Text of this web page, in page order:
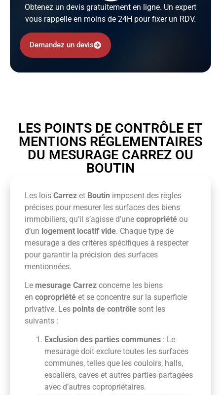
Obtenez un devis gratuitement en ligne. Un expert
vous rappelle en moins de 24H pour fixer un RDV.
Demandez un devis
LES POINTS DE CONTRÔLE ET
MENTIONS RÉGLEMENTAIRES
DU MESURAGE CARREZ OU
BOUTIN
Les lois Carrez et Boutin imposent des règles
précises pour mesurer les surfaces des biens
immobiliers, qu’il s’agisse d’une copropriété ou
d’un logement locatif vide. Chaque type de
mesurage a des critères spécifiques à respecter
pour garantir la précision des surfaces
mentionnées.
Le mesurage Carrez concerne les biens
en copropriété et se concentre sur la superficie
privative. Les points de contrôle sont les
suivants :
Exclusion des parties communes : Le
mesurage doit exclure toutes les surfaces
communes, telles que les couloirs, halls,
escaliers, caves et autres parties partagées
avec d’autres copropriétaires.